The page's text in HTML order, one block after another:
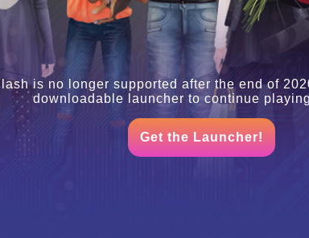
is no longer supported after the end of
downloadable launcher to continue
Get the Launcher!